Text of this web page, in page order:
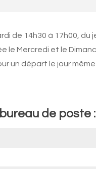
de 14h30 à 17h00, du
le Mercredi et le
un départ le jour
de poste